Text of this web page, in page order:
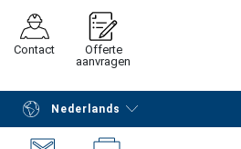
Contact
Offerte
aanvragen
Nederlands
offerte aan